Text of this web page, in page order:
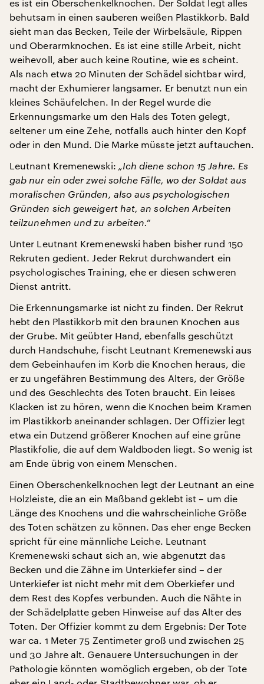
es ist ein Oberschenkelknochen. Der Soldat legt alles
behutsam in einen sauberen weißen Plastikkorb. Bald
sieht man das Becken, Teile der Wirbelsäule, Rippen
und Oberarmknochen. Es ist eine stille Arbeit, nicht
weihevoll, aber auch keine Routine, wie es scheint.
Als nach etwa 20 Minuten der Schädel sichtbar wird,
macht der Exhumierer langsamer. Er benutzt nun ein
kleines Schäufelchen. In der Regel wurde die
Erkennungsmarke um den Hals des Toten gelegt,
seltener um eine Zehe, notfalls auch hinter den Kopf
oder in den Mund. Die Marke müsste jetzt auftauchen.
Leutnant Kremenewski: „Ich diene schon 15 Jahre. Es
gab nur ein oder zwei solche Fälle, wo der Soldat aus
moralischen Gründen, also aus psychologischen
Gründen sich geweigert hat, an solchen Arbeiten
teilzunehmen und zu arbeiten.“
Unter Leutnant Kremenewski haben bisher rund 150
Rekruten gedient. Jeder Rekrut durchwandert ein
psychologisches Training, ehe er diesen schweren
Dienst antritt.
Die Erkennungsmarke ist nicht zu finden. Der Rekrut
hebt den Plastikkorb mit den braunen Knochen aus
der Grube. Mit geübter Hand, ebenfalls geschützt
durch Handschuhe, fischt Leutnant Kremenewski aus
dem Gebeinhaufen im Korb die Knochen heraus, die
er zu ungefähren Bestimmung des Alters, der Größe
und des Geschlechts des Toten braucht. Ein leises
Klacken ist zu hören, wenn die Knochen beim Kramen
im Plastikkorb aneinander schlagen. Der Offizier legt
etwa ein Dutzend größerer Knochen auf eine grüne
Plastikfolie, die auf dem Waldboden liegt. So wenig ist
am Ende übrig von einem Menschen.
Einen Oberschenkelknochen legt der Leutnant an eine
Holzleiste, die an ein Maßband geklebt ist – um die
Länge des Knochens und die wahrscheinliche Größe
des Toten schätzen zu können. Das eher enge Becken
spricht für eine männliche Leiche. Leutnant
Kremenewski schaut sich an, wie abgenutzt das
Becken und die Zähne im Unterkiefer sind – der
Unterkiefer ist nicht mehr mit dem Oberkiefer und
dem Rest des Kopfes verbunden. Auch die Nähte in
der Schädelplatte geben Hinweise auf das Alter des
Toten. Der Offizier kommt zu dem Ergebnis: Der Tote
war ca. 1 Meter 75 Zentimeter groß und zwischen 25
und 30 Jahre alt. Genauere Untersuchungen in der
Pathologie könnten womöglich ergeben, ob der Tote